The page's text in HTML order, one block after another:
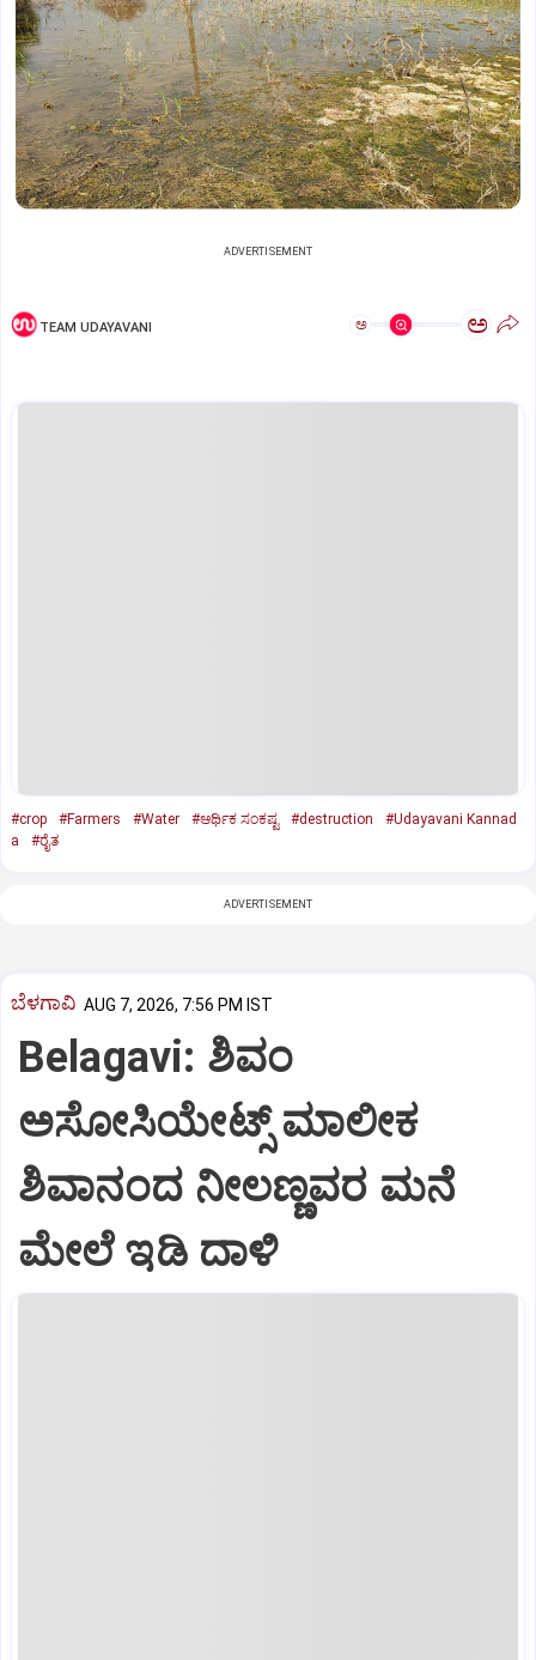
ADVERTISEMENT
TEAM UDAYAVANI ಅ ಅ
#crop #Farmers #Water #ಆರ್ಥಿಕ ಸಂಕಷ್ಟ #destruction
#Udayavani Kannad
a
#ರೈತ
ADVERTISEMENT
ಬೆಳಗಾವಿ AUG 7, 2026, 7:56 PM IST
Belagavi: ಶಿವಂ
ಅಸೋಸಿಯೇಟ್ಸ್ ಮಾಲೀಕ
ಶಿವಾನಂದ ನೀಲಣ್ಣವರ ಮನೆ
ಮೇಲೆ ಇಡಿ‌ ದಾಳಿ